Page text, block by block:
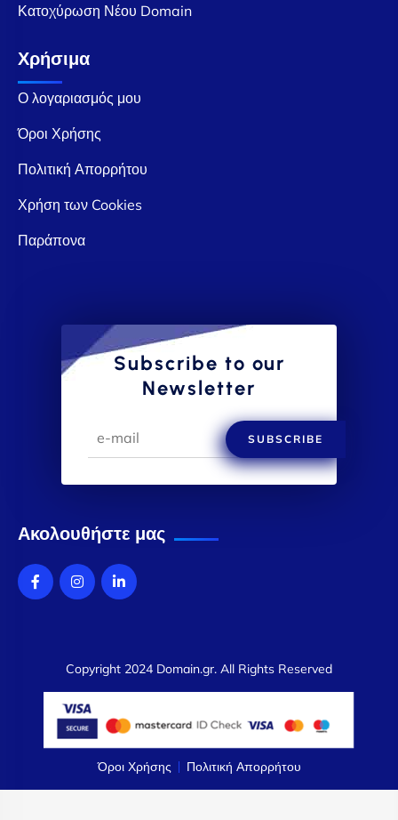
Κατοχύρωση Νέου Domain
Χρήσιμα
Ο λογαριασμός μου
Όροι Χρήσης
Πολιτική Απορρήτου
Χρήση των Cookies
Παράπονα
Subscribe to our
Newsletter
SUBSCRIBE
Ακολουθήστε μας
Copyright 2024 Domain.gr. All Rights Reserved
Όροι Χρήσης Πολιτική Απορρήτου